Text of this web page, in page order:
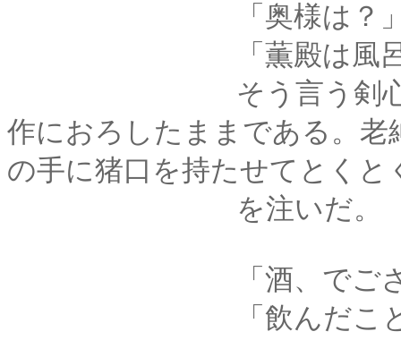
「奥様は？
「薫殿は風呂で
そう言う剣心も湯上
作におろしたままである。
の手に猪口を持たせてとくと
を注いだ。
「酒、でござい
「飲んだことは